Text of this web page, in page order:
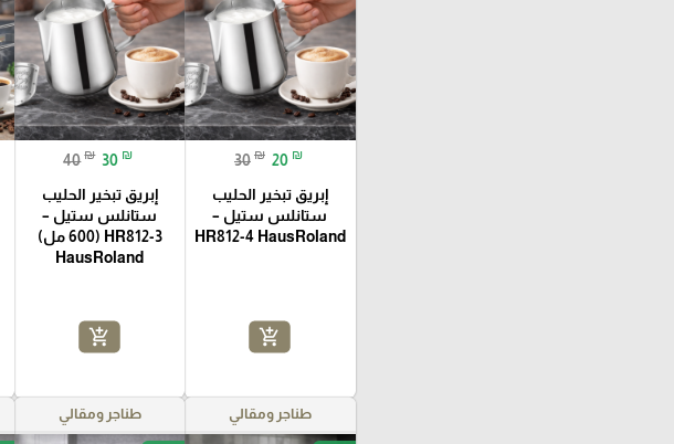
30 ₪ 20 ₪
إبريق تبخير الحليب
ستانلس ستيل –
HR812-4 HausRoland
add_shopping_cart
40 ₪ 30 ₪
إبريق تبخير الحليب
ستانلس ستيل –
HR812-3 (600 مل)
HausRoland
add_shopping_cart
طناجر ومقالي طناجر ومقالي